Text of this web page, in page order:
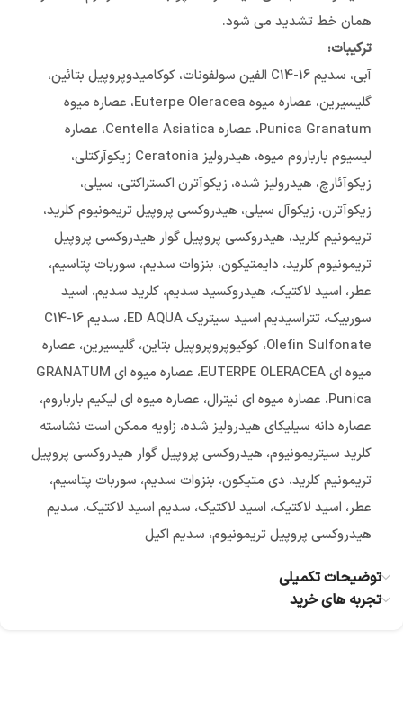
همان خط تشدید می شود.
ترکیبات:
آبی، سدیم C14-16 الفین سولفونات، کوکامیدوپروپیل بتائین،
گلیسیرین، عصاره میوه Euterpe Oleracea، عصاره میوه
Punica Granatum، عصاره Centella Asiatica، عصاره
لیسیوم بارباروم میوه، هیدرولیز Ceratonia زیکوآرکتلی،
زیکوآئارچ، هیدرولیز شده، زیکوآترن اکستراکتی، سیلی،
زیکوآترن، زیکوآل سیلی، هیدروکسی پروپیل تریمونیوم کلرید،
تریمونیم کلرید، هیدروکسی پروپیل گوار هیدروکسی پروپیل
تریمونیوم کلرید، دایمتیکون، بنزوات سدیم، سوربات پتاسیم،
عطر، اسید لاکتیک، هیدروکسید سدیم، کلرید سدیم، اسید
سوربیک، تتراسیدیم اسید سیتریک ED AQUA، سدیم C14-16
Olefin Sulfonate، کوکيوپروپروپيل بتاين، گلیسیرین، عصاره
میوه ای EUTERPE OLERACEA، عصاره میوه ای GRANATUM
Punica، عصاره میوه ای نیترال، عصاره میوه ای لیکیم بارباروم،
عصاره دانه سیلیکای هیدرولیز شده، زاویه ممکن است نشاسته
کلرید سیتریمونیوم، هیدروکسی پروپیل گوار هیدروکسی پروپیل
تریمونیم کلرید، دی متیکون، بنزوات سدیم، سوربات پتاسیم،
عطر، اسید لاکتیک، اسید لاکتیک، سدیم اسید لاکتیک، سدیم
هیدروکسی پروپیل تریمونیوم، سدیم اکیل
توضیحات تکمیلی
تجربه های خرید